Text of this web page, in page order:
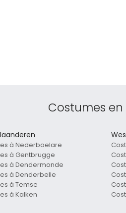
Costumes en
à Nederboelare
à Gentbrugge
à Dendermonde
à Denderbelle
à Temse
à Kalken